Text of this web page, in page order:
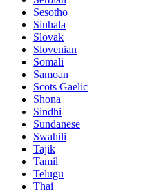
Sesotho
Sinhala
Slovak
Slovenian
Somali
Samoan
Scots Gaelic
Shona
Sindhi
Sundanese
Swahili
Tajik
Tamil
Telugu
Thai